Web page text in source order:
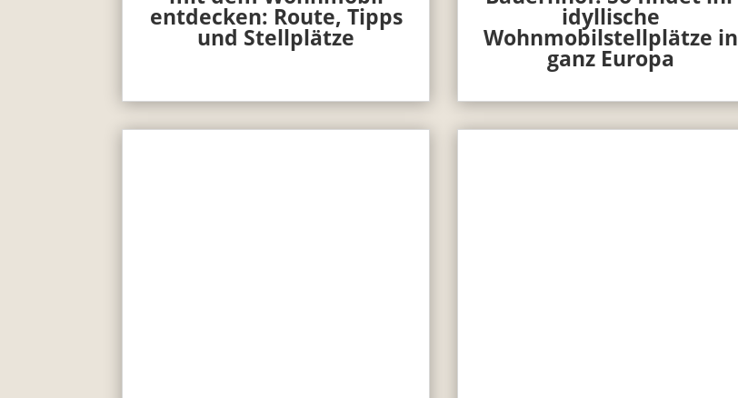
entdecken: Route, Tipps
und Stellplätze
idyllische
Wohnmobilstellplätze in
ganz Europa